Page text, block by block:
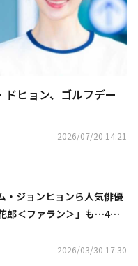
ヒョン、ゴルフデー
2026/07/20 14:21
・ジョンヒョンら人気俳優
郎＜ファラン＞」も…4月
2026/03/30 17:30